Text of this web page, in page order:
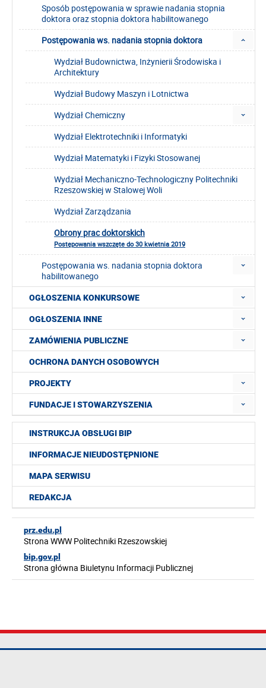
Sposób postępowania w sprawie nadania stopnia
doktora oraz stopnia doktora habilitowanego
Postępowania ws. nadania stopnia doktora
Wydział Budownictwa, Inżynierii Środowiska i
Architektury
Wydział Budowy Maszyn i Lotnictwa
Wydział Chemiczny
Wydział Elektrotechniki i Informatyki
Wydział Matematyki i Fizyki Stosowanej
Wydział Mechaniczno-Technologiczny Politechniki
Rzeszowskiej w Stalowej Woli
Wydział Zarządzania
Obrony prac doktorskich
Postępowania wszczęte do 30 kwietnia 2019
Postępowania ws. nadania stopnia doktora
habilitowanego
OGŁOSZENIA KONKURSOWE
OGŁOSZENIA INNE
ZAMÓWIENIA PUBLICZNE
OCHRONA DANYCH OSOBOWYCH
PROJEKTY
FUNDACJE I STOWARZYSZENIA
INSTRUKCJA OBSŁUGI BIP
INFORMACJE NIEUDOSTĘPNIONE
MAPA SERWISU
REDAKCJA
prz.edu.pl
Strona WWW Politechniki Rzeszowskiej
bip.gov.pl
Strona główna Biuletynu Informacji Publicznej
Politechnika
tel.: +48 17 865
Mapa serwisu